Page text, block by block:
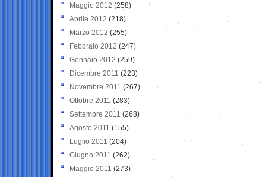
Maggio 2012 (258)
Aprile 2012 (218)
Marzo 2012 (255)
Febbraio 2012 (247)
Gennaio 2012 (259)
Dicembre 2011 (223)
Novembre 2011 (267)
Ottobre 2011 (283)
Settembre 2011 (268)
Agosto 2011 (155)
Luglio 2011 (204)
Giugno 2011 (262)
Maggio 2011 (273)